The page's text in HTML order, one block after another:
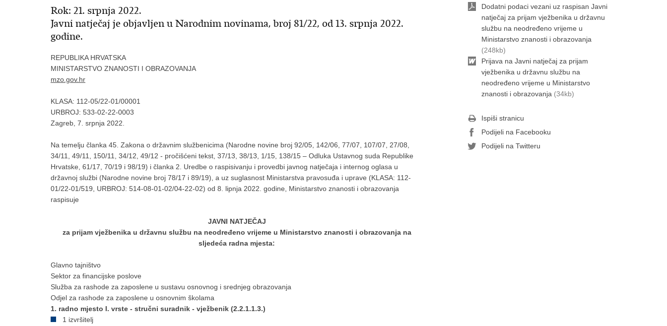
Rok: 21. srpnja 2022.
Javni natječaj je objavljen u Narodnim novinama, broj 81/22, od 13. srpnja 2022.
godine.
REPUBLIKA HRVATSKA
MINISTARSTVO ZNANOSTI I OBRAZOVANJA
mzo.gov.hr
KLASA: 112-05/22-01/00001
URBROJ: 533-02-22-0003
Zagreb, 7. srpnja 2022.
Na temelju članka 45. Zakona o državnim službenicima (Narodne novine broj 92/05, 142/06, 77/07, 107/07, 27/08,
34/11, 49/11, 150/11, 34/12, 49/12 - pročišćeni tekst, 37/13, 38/13, 1/15, 138/15 – Odluka Ustavnog suda Republike
Hrvatske, 61/17, 70/19 i 98/19) i članka 2. Uredbe o raspisivanju i provedbi javnog natječaja i internog oglasa u
državnoj službi (Narodne novine broj 78/17 i 89/19), a uz suglasnost Ministarstva pravosuđa i uprave (KLASA: 112-
01/22-01/519, URBROJ: 514-08-01-02/04-22-02) od 8. lipnja 2022. godine, Ministarstvo znanosti i obrazovanja
raspisuje
JAVNI NATJEČAJ
za prijam vježbenika u državnu službu na neodređeno vrijeme u Ministarstvo znanosti i obrazovanja na
sljedeća radna mjesta:
Glavno tajništvo
Sektor za financijske poslove
Služba za rashode za zaposlene u sustavu osnovnog i srednjeg obrazovanja
Odjel za rashode za zaposlene u osnovnim školama
1. radno mjesto I. vrste - stručni suradnik - vježbenik (2.2.1.1.3.)
1 izvršitelj
Dodatni podaci vezani uz raspisan Javni
natječaj za prijam vježbenika u državnu
službu na neodređeno vrijeme u
Ministarstvo znanosti i obrazovanja
(248kb)
Prijava na Javni natječaj za prijam
vježbenika u državnu službu na
neodređeno vrijeme u Ministarstvo
znanosti i obrazovanja (34kb)
Ispiši stranicu
Podijeli na Facebooku
Podijeli na Twitteru